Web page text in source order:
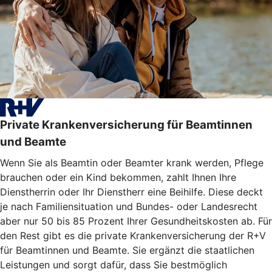
Private Krankenversicherung für Beamtinnen
und Beamte
Wenn Sie als Beamtin oder Beamter krank werden, Pflege
brauchen oder ein Kind bekommen, zahlt Ihnen Ihre
Dienstherrin oder Ihr Dienstherr eine Beihilfe. Diese deckt
je nach Familiensituation und Bundes- oder Landesrecht
aber nur 50 bis 85 Prozent Ihrer Gesundheitskosten ab. Für
den Rest gibt es die private Krankenversicherung der R+V
für Beamtinnen und Beamte. Sie ergänzt die staatlichen
Leistungen und sorgt dafür, dass Sie bestmöglich